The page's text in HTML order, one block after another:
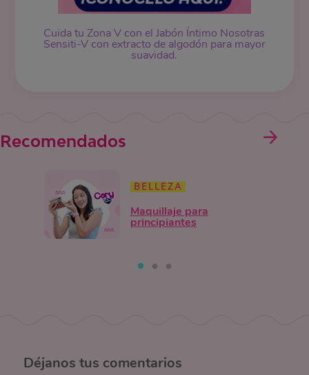
Cuida tu Zona V con el Jabón Íntimo Nosotras
Sensiti-V con extracto de algodón para mayor
suavidad.
Recomendados
BELLEZA
Maquillaje para
principiantes
Déjanos tus comentarios